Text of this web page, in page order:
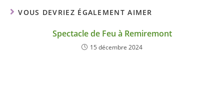
VOUS DEVRIEZ ÉGALEMENT AIMER
Spectacle de Feu à Remiremont
15 décembre 2024